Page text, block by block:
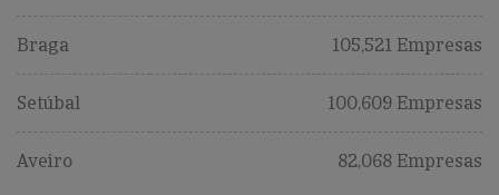
Braga 105,521 Empresas
Setúbal 100,609 Empresas
Aveiro 82,068 Empresas